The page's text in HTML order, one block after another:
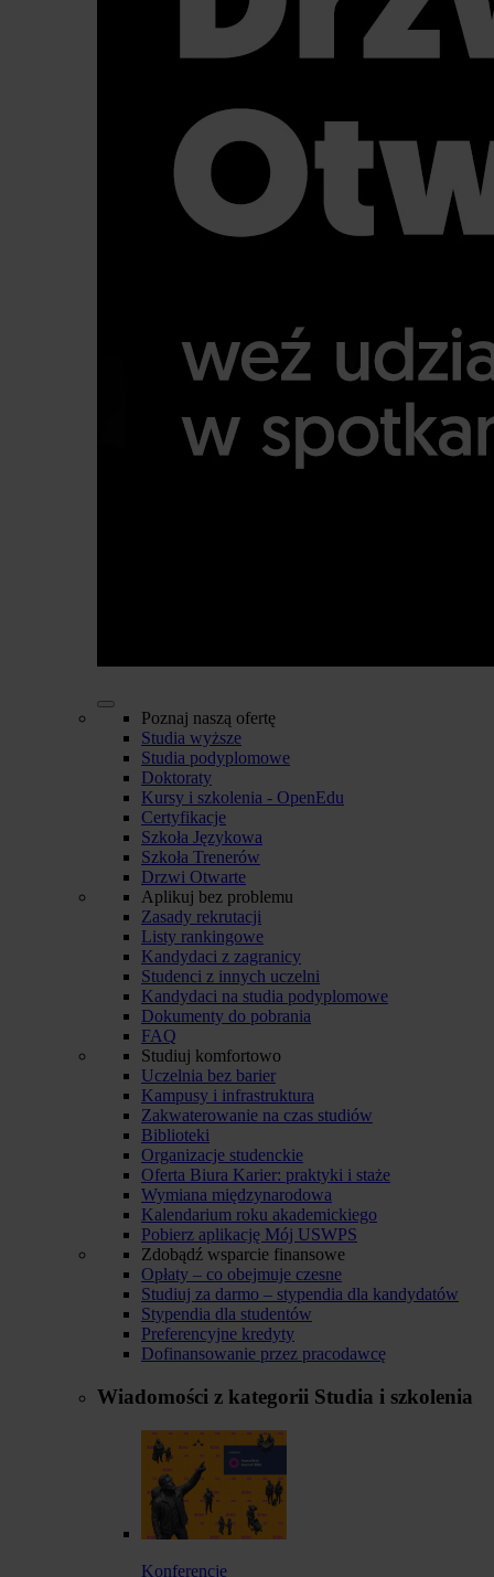
Poznaj naszą ofertę
Studia wyższe
Studia podyplomowe
Doktoraty
Kursy i szkolenia - OpenEdu
Certyfikacje
Szkoła Językowa
Szkoła Trenerów
Drzwi Otwarte
Aplikuj bez problemu
Zasady rekrutacji
Listy rankingowe
Kandydaci z zagranicy
Studenci z innych uczelni
Kandydaci na studia podyplomowe
Dokumenty do pobrania
FAQ
Studiuj komfortowo
Uczelnia bez barier
Kampusy i infrastruktura
Zakwaterowanie na czas studiów
Biblioteki
Organizacje studenckie
Oferta Biura Karier: praktyki i staże
Wymiana międzynarodowa
Kalendarium roku akademickiego
Pobierz aplikację Mój USWPS
Zdobądź wsparcie finansowe
Opłaty – co obejmuje czesne
Studiuj za darmo – stypendia dla kandydatów
Stypendia dla studentów
Preferencyjne kredyty
Dofinansowanie przez pracodawcę
Wiadomości z kategorii Studia i szkolenia
Konferencje